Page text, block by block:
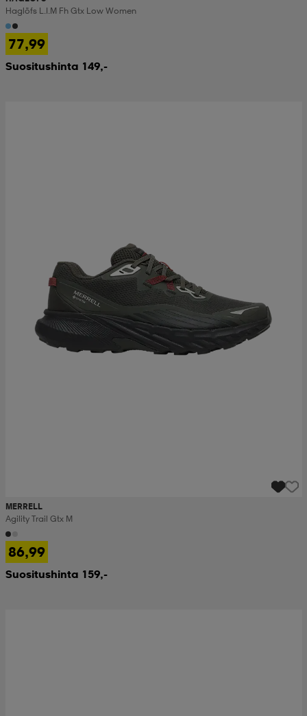
Haglöfs L.i.m Fh Gtx Low Women
77,99
Suositushinta 149,-
MERRELL
Agility Trail Gtx M
86,99
Suositushinta 159,-